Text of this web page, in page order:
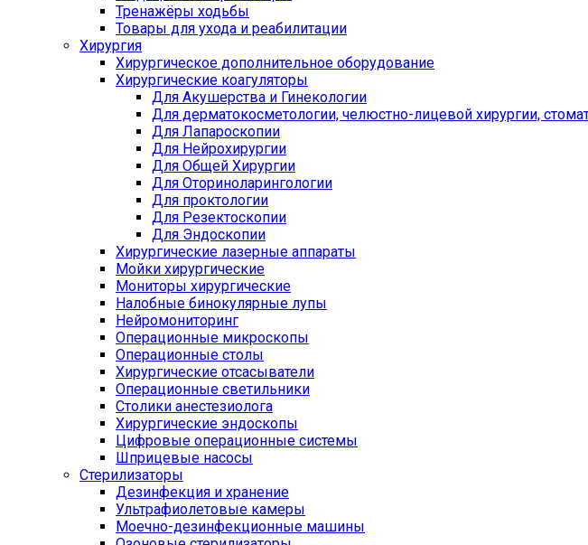
Тренажёры ходьбы
Товары для ухода и реабилитации
Хирургия
Хирургическое дополнительное оборудование
Хирургические коагуляторы
Для Акушерства и Гинекологии
Для дерматокосметологии, челюстно-лицевой хирургии,
Для Лапароскопии
Для Нейрохирургии
Для Общей Хирургии
Для Оториноларингологии
Для проктологии
Для Резектоскопии
Для Эндоскопии
Хирургические лазерные аппараты
Мойки хирургические
Мониторы хирургические
Налобные бинокулярные лупы
Нейромониторинг
Операционные микроскопы
Операционные столы
Хирургические отсасыватели
Операционные светильники
Столики анестезиолога
Хирургические эндоскопы
Цифровые операционные системы
Шприцевые насосы
Стерилизаторы
Дезинфекция и хранение
Ультрафиолетовые камеры
Моечно-дезинфекционные машины